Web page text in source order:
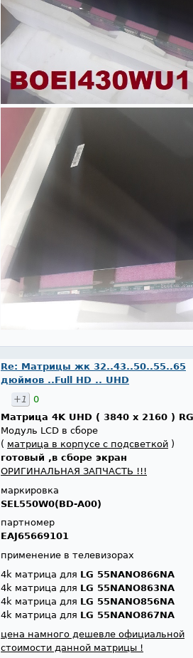
Re: Матрицы жк 32..43..50..55..65
дюймов ..Full HD .. UHD
+1
0
Матрица 4K UHD ( 3840 x 2160 )
Модуль LCD в сборе
( матрица в корпусе с подсветкой )
готовый ,в сборе экран
ОРИГИНАЛЬНАЯ ЗАПЧАСТЬ !!!
маркировка
SEL550W0(BD-A00)
партномер
EAJ65669101
применение в телевизорах
4k матрица для LG 55NANO866NA
4k матрица для LG 55NANO863NA
4k матрица для LG 55NANO856NA
4k матрица для LG 55NANO867NA
цена намного дешевле официальной
стоимости данной матрицы !